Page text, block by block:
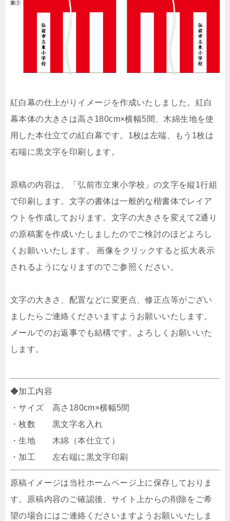
紅白幕の仕上がりイメージを作成いたしました。紅白
幕本体の大きさは高さ180cm×横幅5間、木綿生地を使
用した本仕立ての紅白幕です。1枚は左端、もう1枚は
右端に黒文字を印刷します。
原稿の内容は、「弘前市立東小学校」の文字を縦1行組
で印刷します。文字の書体は一般的な楷書体でレイア
ウトを作成しております。文字の大きさを変えて2通り
の原稿案を作成いたしましたのでご検討のほどよろし
くお願いいたします。 画像をクリックすると拡大表示
されるようになりますのでご参照ください。
文字の大きさ、配置などに変更点、修正点等がござい
ましたらご連絡くださいますようお願いいたします。
メールでのお返事でも結構です。よろしくお願いいた
します。
◆加工内容
・サイズ 高さ180cm×横幅5間
・枚数 黒文字名入れ
・生地 木綿（本仕立て）
・加工 左右端に黒文字印刷
原稿イメージは当社ホームページ上に保存しておりま
す。原稿内容のご確認後、サイト上からの削除をご希
望の場合にはご連絡くださいますようお願いいたしま